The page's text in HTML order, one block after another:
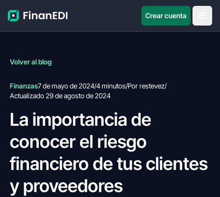
Crear cuenta
Volver al blog
Finanzas7 de mayo de 2024/4 minutos/Por restevez/
Actualizado 29 de agosto de 2024
La importancia de
conocer el riesgo
financiero de tus clientes
y proveedores